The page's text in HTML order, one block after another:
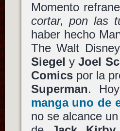
Momento
cortar, pon las
haber hecho
The Walt
Siegel yJoel
Comicspor la
Superman.
manga uno de
no se alcance